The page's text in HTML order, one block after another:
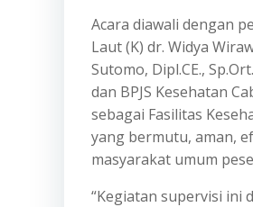
Acara diawali dengan
Laut (K) dr. Widya
Sutomo, Dipl.CE.,
dan BPJS Kesehatan
sebagai Fasilitas
yang bermutu, aman,
masyarakat umum
“Kegiatan supervisi ini